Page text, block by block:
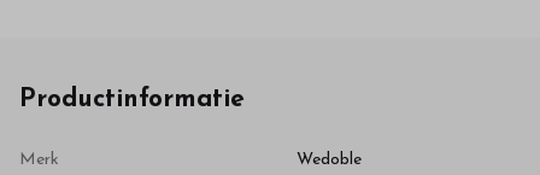
Productinformatie
Merk Wedoble